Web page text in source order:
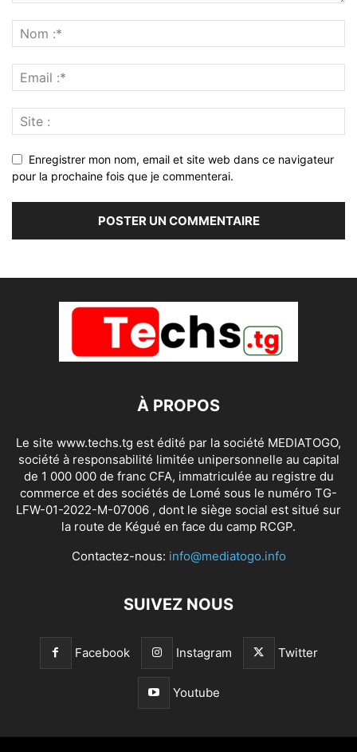
Enregistrer mon nom, email et site web dans ce navigateur
pour la prochaine fois que je commenterai.
À PROPOS
Le site www.techs.tg est édité par la société MEDIATOGO,
société à responsabilité limitée unipersonnelle au capital
de 1 000 000 de franc CFA, immatriculée au registre du
commerce et des sociétés de Lomé sous le numéro TG-
LFW-01-2022-M-07006 , dont le siège social est situé sur
la route de Kégué en face du camp RCGP.
Contactez-nous: info@mediatogo.info
SUIVEZ NOUS
Facebook Instagram Twitter
Youtube